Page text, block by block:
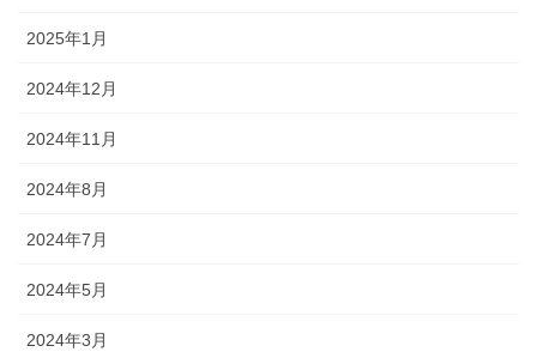
2025年1月
2024年12月
2024年11月
2024年8月
2024年7月
2024年5月
2024年3月